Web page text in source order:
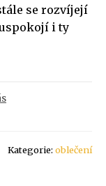
se rozvíjejí
i ty
Kategorie: oblečení